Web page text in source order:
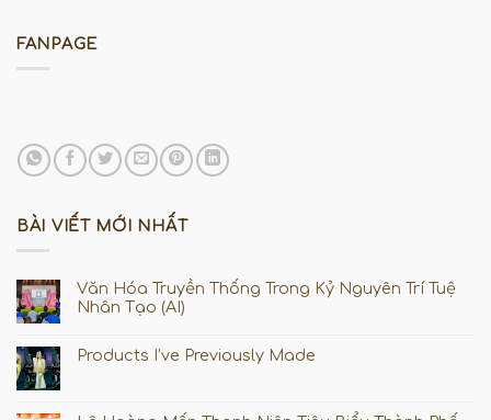
FANPAGE
BÀI VIẾT MỚI NHẤT
Văn Hóa Truyền Thống Trong Kỷ Nguyên Trí Tuệ
Nhân Tạo (AI)
Products I’ve Previously Made